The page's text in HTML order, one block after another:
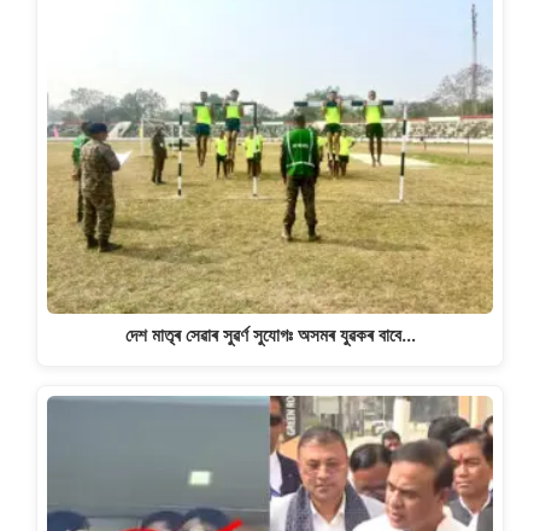
দেশ মাতৃৰ সেৱাৰ সুৱৰ্ণ সুযোগঃ অসমৰ যুৱকৰ বাবে…